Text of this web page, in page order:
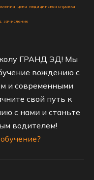
цена медицинская справка
зачисление
ГРАНД ЭД! Мы
вождению с
и современными
свой путь к
с нами и станьте
водителем!